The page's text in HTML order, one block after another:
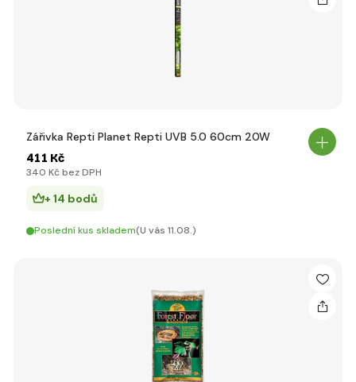
Zářivka Repti Planet Repti UVB 5.0 60cm 20W
411 Kč
340 Kč bez DPH
+ 14 bodů
Poslední kus skladem(U vás 11.08.)